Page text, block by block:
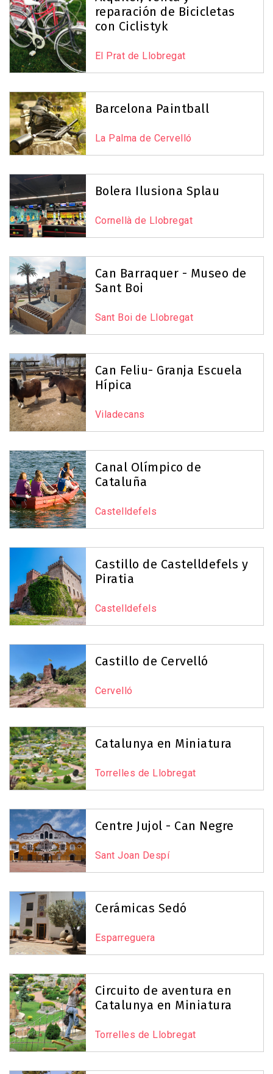
reparación de Bicicletas
con Ciclistyk
El Prat de Llobregat
Barcelona Paintball
La Palma de Cervelló
Bolera Ilusiona Splau
Cornellà de Llobregat
Can Barraquer - Museo de
Sant Boi
Sant Boi de Llobregat
Can Feliu- Granja Escuela
Hípica
Viladecans
Canal Olímpico de
Cataluña
Castelldefels
Castillo de Castelldefels y
Piratia
Castelldefels
Castillo de Cervelló
Cervelló
Catalunya en Miniatura
Torrelles de Llobregat
Centre Jujol - Can Negre
Sant Joan Despí
Cerámicas Sedó
Esparreguera
Circuito de aventura en
Catalunya en Miniatura
Torrelles de Llobregat